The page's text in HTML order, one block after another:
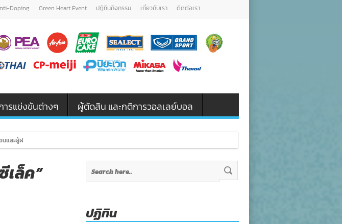
Doping Green Heart Event ปฏิทินกิจกรรม เกี่ยวกับเรา ติดต่อเรา
ารแข่งขันต่างๆ ผู้ตัดสิน และกติการวอลเลย์บอล
ละผู้ฝึกสอนวอลเลย์บอล รุ่น U12 / U18
ล็ค”
ปฏิทิน